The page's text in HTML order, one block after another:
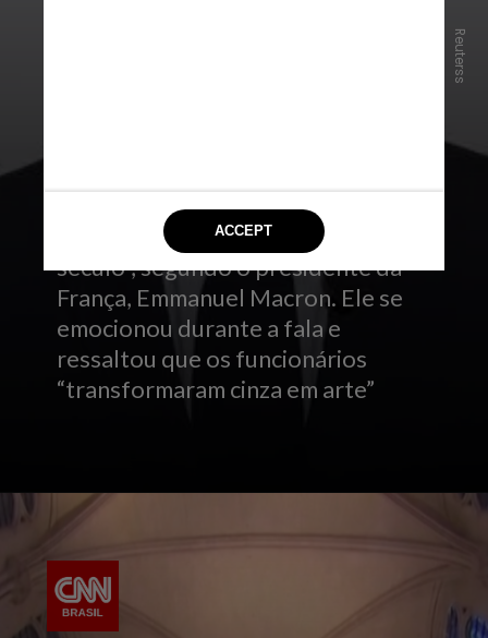
A reconstrução da Catedral de
Notre-Dame foi o “projeto do
século”, segundo o presidente da
França, Emmanuel Macron. Ele se
emocionou durante a fala e
ressaltou que os funcionários
“transformaram cinza em arte”
Reuterss